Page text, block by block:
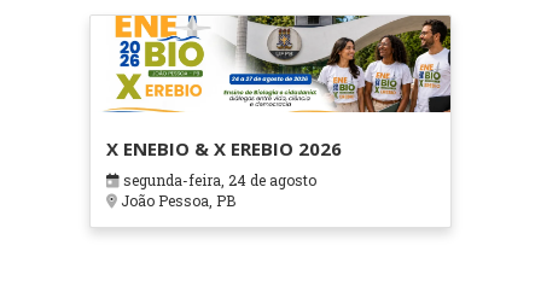
X ENEBIO & X EREBIO 2026
segunda-feira, 24 de agosto
João Pessoa, PB